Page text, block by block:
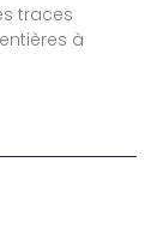
traces
à